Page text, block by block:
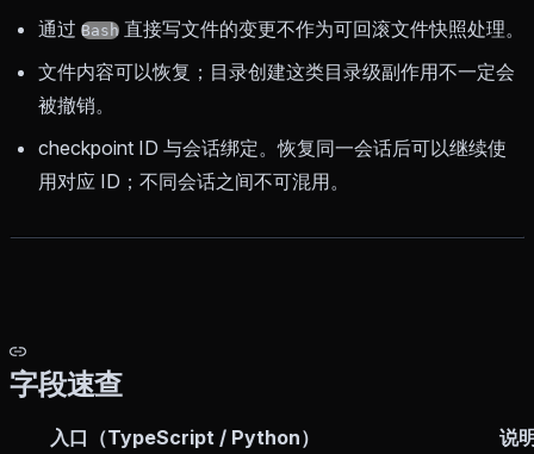
通过 Bash 直接写文件的变更不作为可回滚文件快照处理。
文件内容可以恢复；目录创建这类目录级副作用不一定会
被撤销。
checkpoint ID 与会话绑定。恢复同一会话后可以继续使
用对应 ID；不同会话之间不可混用。
字段速查
入口（TypeScript / Python） 说